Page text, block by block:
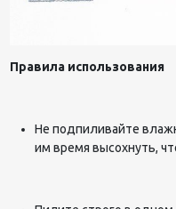
Правила использования
Не подпиливайте
им время высохнуть,